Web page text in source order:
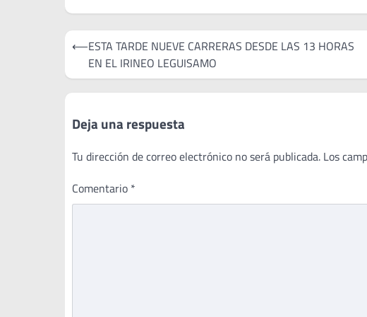
Navegación
entradas
⟵ESTA TARDE NUEVE CARRERAS DESDE LAS 13 HORAS
EN EL IRINEO LEGUISAMO
Deja una respuesta
Tu dirección de correo electrónico no será publicada. Los
Comentario *